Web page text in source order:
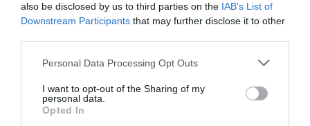
also be disclosed by us to third parties on the IAB’s List of
Downstream Participants that may further disclose it to other
Please note that this website/app uses one or more Google
not limited to your visit or usage behaviour. You may click to
grant or deny consent to Google and its third-party tags to
use your data for below specified purposes in below Google
Personal Data Processing Opt Outs
I want to opt-out of the Sharing of my
personal data.
Opted In